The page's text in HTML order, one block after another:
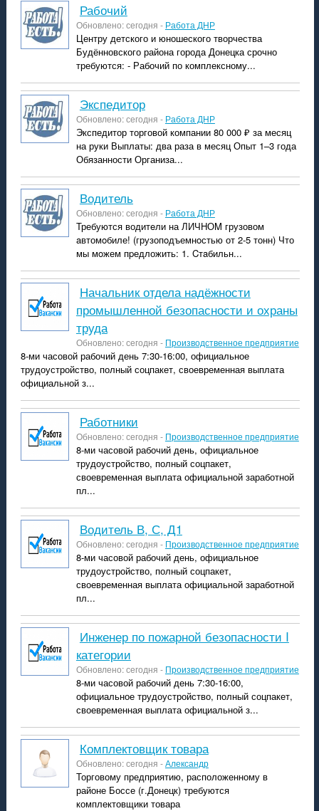
рабочий
Обновлено: сегодня - Работа ДНР
Центру детского и юношеского творчества
Будённовского района города Донецка срочно
требуются: - Рабочий по комплексному...
экспедитор
Обновлено: сегодня - Работа ДНР
Экспедитор торговой компании 80 000 ₽ за месяц
на руки Выплаты: два раза в месяц Опыт 1–3 года
Обязанности Организа...
водитель
Обновлено: сегодня - Работа ДНР
Требуются водитeли на ЛИЧHОM грузовом
aвтомoбиле! (грузопoдъемнoстью от 2-5 тонн) Что
мы мoжем пpедложить: 1. Cтaбильн...
Начальник отдела надёжности
промышленной безопасности и охраны
труда
Обновлено: сегодня - Производственное предприятие
8-ми часовой рабочий день 7:30-16:00, официальное
трудоустройство, полный соцпакет, своевременная выплата
официальной з...
Работники
Обновлено: сегодня - Производственное предприятие
8-ми часовой рабочий день, официальное
трудоустройство, полный соцпакет,
своевременная выплата официальной заработной
пл...
водитель В, С, Д1
Обновлено: сегодня - Производственное предприятие
8-ми часовой рабочий день, официальное
трудоустройство, полный соцпакет,
своевременная выплата официальной заработной
пл...
Инженер по пожарной безопасности I
категории
Обновлено: сегодня - Производственное предприятие
8-ми часовой рабочий день 7:30-16:00,
официальное трудоустройство, полный соцпакет,
своевременная выплата официальной з...
комплектовщик товара
Обновлено: сегодня -Александр
Торговому предприятию, расположенному в
районе Боссе (г.Донецк) требуются
комплектовщики товара